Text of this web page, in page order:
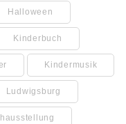
Halloween
Kinderbuch
Kindermusik
Ludwigsburg